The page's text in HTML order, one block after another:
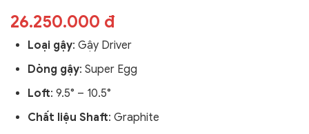
26.250.000 đ
Loại gậy: Gậy Driver
Dòng gậy: Super Egg
Loft: 9.5° – 10.5°
Chất liệu Shaft: Graphite